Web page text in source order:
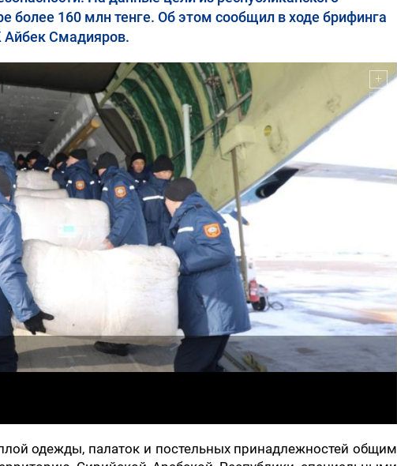
160 млн тенге. Об этом сообщил в ходе брифинга
Смадияров.
одежды, палаток и постельных принадлежностей общим